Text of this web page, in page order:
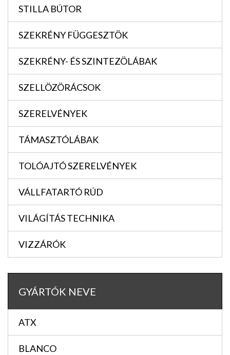
STILLA BÚTOR
SZEKRÉNY FÜGGESZTÖK
SZEKRÉNY- ÉS SZINTEZÖLÁBAK
SZELLÖZÖRÁCSOK
SZERELVÉNYEK
TÁMASZTÓLÁBAK
TOLÓAJTÓ SZERELVÉNYEK
VÁLLFATARTÓ RÚD
VILÁGÍTÁS TECHNIKA
VIZZÁRÓK
GYÁRTÓK NEVE
ATX
BLANCO